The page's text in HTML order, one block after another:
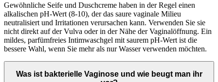
Gewöhnliche Seife und Duschcreme haben in der Regel einen
alkalischen pH-Wert (8-10), der das saure vaginale Milieu
neutralisiert und Irritationen verursachen kann. Verwenden Sie sie
nicht direkt auf der Vulva oder in der Nähe der Vaginalöffnung. Ein
mildes, parfümfreies Intimwaschgel mit saurem pH-Wert ist die
bessere Wahl, wenn Sie mehr als nur Wasser verwenden möchten.
Was ist bakterielle Vaginose und wie beugt man ihr